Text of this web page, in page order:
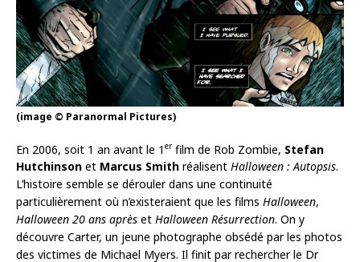
(image © Paranormal Pictures)
En 2006, soit 1 an avant le 1 erfilm de Rob Zombie, Stefan
Hutchinson et Marcus Smith réalisent Halloween : Autopsis.
L’histoire semble se dérouler dans une continuité
particulièrement où n’existeraient que les films Halloween,
Halloween 20 ans après et Halloween Résurrection. On y
découvre Carter, un jeune photographe obsédé par les photos
des victimes de Michael Myers. Il finit par rechercher le Dr